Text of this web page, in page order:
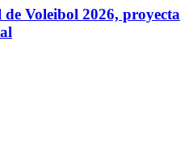
Voleibol 2026, proyecta